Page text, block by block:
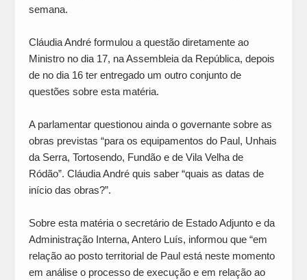
semana.
Cláudia André formulou a questão diretamente ao
Ministro no dia 17, na Assembleia da República, depois
de no dia 16 ter entregado um outro conjunto de
questões sobre esta matéria.
A parlamentar questionou ainda o governante sobre as
obras previstas “para os equipamentos do Paul, Unhais
da Serra, Tortosendo, Fundão e de Vila Velha de
Ródão”. Cláudia André quis saber “quais as datas de
início das obras?”.
Sobre esta matéria o secretário de Estado Adjunto e da
Administração Interna, Antero Luís, informou que “em
relação ao posto territorial de Paul está neste momento
em análise o processo de execução e em relação ao